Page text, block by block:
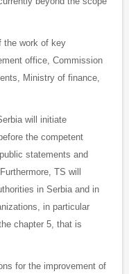
the work of key
office, Commission
Ministry of finance,
will initiate
the competent
statements and
TS will
in Serbia and in
in particular
chapter 5, that is
for the improvement of